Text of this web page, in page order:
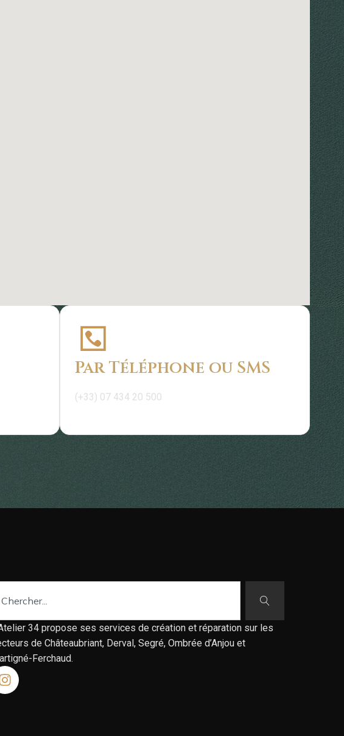
Par Téléphone ou SMS
(+33) 07 434 20 500
34 propose ses services de création et réparation sur les
de Châteaubriant, Derval, Segré, Ombrée d’Anjou et
Ferchaud.